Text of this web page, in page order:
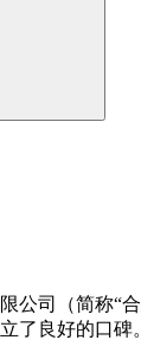
司（简称“
了良好的口碑。